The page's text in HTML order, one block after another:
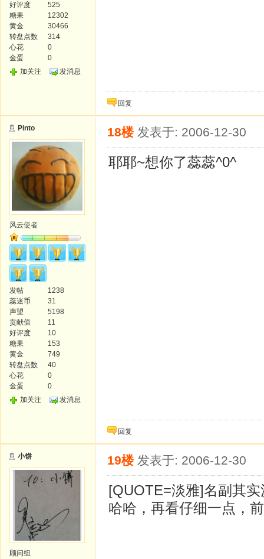
好评度
525
糖果
12302
黄金
30466
转盘点数
314
心花
0
金蛋
0
加关注
发消息
回复
Pinto
风云使者
发帖
1238
蕊迷币
31
声望
5198
贡献值
11
好评度
10
糖果
153
黄金
749
转盘点数
40
心花
0
金蛋
0
加关注
发消息
18楼 发表于: 2006-12-30
耶耶~想你了蕊蕊^0^
回复
小饼
顾问组
19楼 发表于: 2006-12-30
[QUOTE=淡雅]名副其
哈哈，再看仔细一点，